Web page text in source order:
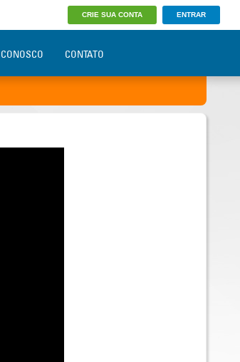
CRIE SUA CONTA ENTRAR
CONTATO